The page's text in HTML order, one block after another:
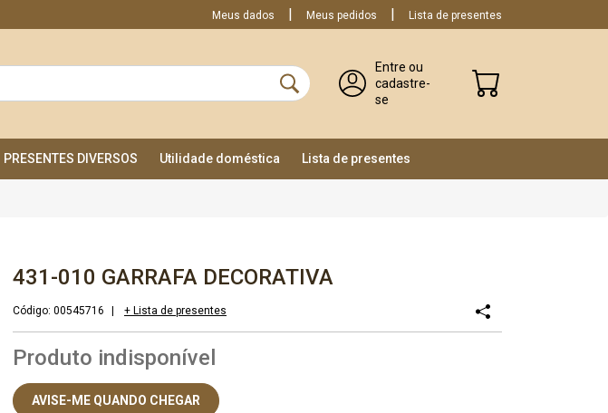
Meus dados Meus pedidos Lista de presentes
Entre ou
cadastre-
se
PRESENTES DIVERSOS Utilidade doméstica Lista de presentes
431-010 GARRAFA DECORATIVA
Código: 00545716 | + Lista de presentes
Produto indisponível
AVISE-ME QUANDO CHEGAR